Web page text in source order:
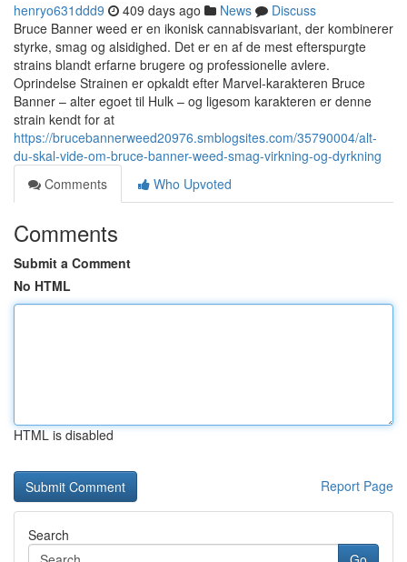
henryo631ddd9 409 days ago News
Discuss
Bruce Banner weed er en ikonisk cannabisvariant, der kombinerer
styrke, smag og alsidighed. Det er en af de mest efterspurgte
strains blandt erfarne brugere og professionelle avlere.
Oprindelse Strainen er opkaldt efter Marvel-karakteren Bruce
Banner – alter egoet til Hulk – og ligesom karakteren er denne
strain kendt for at
https://brucebannerweed20976.smblogsites.com/35790004/alt-
du-skal-vide-om-bruce-banner-weed-smag-virkning-og-dyrkning
Comments
Who Upvoted
Comments
Submit a Comment
No HTML
HTML is disabled
Report Page
Search